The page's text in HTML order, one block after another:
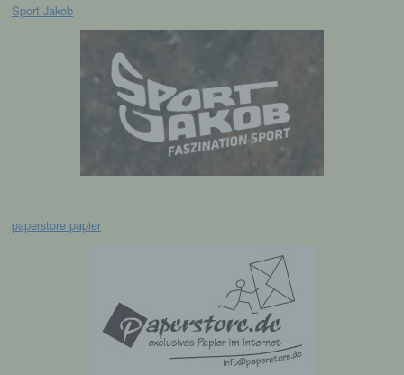
Sport Jakob
paperstore papier
Lage, Gesundheit, persönlicher Vorlieben,
Interessen, Zuverlässigkeit, Verhalten,
Aufenthaltsort oder Ortswechsel dieser
natürlichen Person zu analysieren oder
vorherzusagen.
f) Pseudonymisierung
personenbezogener Daten in einer Weise,
auf welche die personenbezogenen Daten
Informationen nicht mehr einer spezifischen
betroffenen Person zugeordnet werden
können, sofern diese zusätzlichen
Informationen gesondert aufbewahrt werden
und technischen und organisatorischen
Maßnahmen unterliegen, die gewährleisten,
dass die personenbezogenen Daten nicht